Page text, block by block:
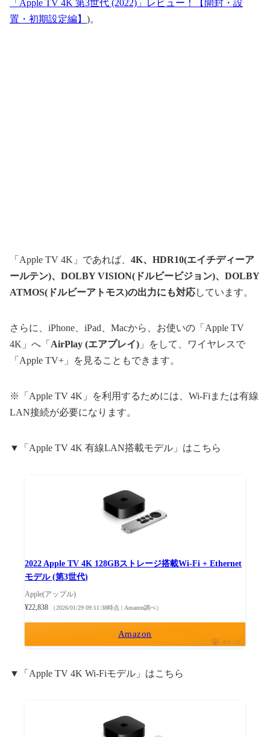
「Apple TV 4K 第3世代 (2022)」レビュー！【開封・設
置・初期設定編】 )。
「Apple TV 4K」であれば、 4K、HDR10(エイチディーア
ールテン)、DOLBY VISION(ドルビービジョン)、DOLBY
ATMOS(ドルビーアトモス)の出力にも対応しています。
さらに、iPhone、iPad、Macから、お使いの「Apple TV
4K」へ「 AirPlay (エアプレイ) 」をして、ワイヤレスで
「Apple TV+」を見ることもできます。
※「Apple TV 4K」を利用するためには、Wi-Fiまたは有線
LAN接続が必要になります。
▼「Apple TV 4K 有線LAN搭載モデル」はこちら
2022 Apple TV 4K 128GBストレージ搭載Wi‑Fi + Ethernet
モデル (第3世代)
Apple(アップル)
¥22,838
（2026/01/29 09:11:38時点 | Amazon調べ）
Amazon
ポチップ
▼「Apple TV 4K Wi-Fiモデル」はこちら